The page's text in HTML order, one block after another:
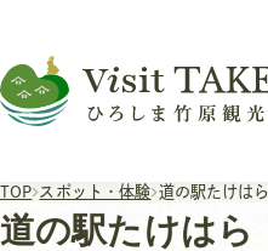
TOP スポット・体験 道の駅たけはら
道の駅たけはら